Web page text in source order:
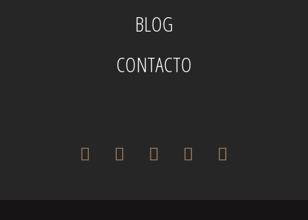
BLOG
CONTACTO
twitter facebookpinterestinstagram
houzz